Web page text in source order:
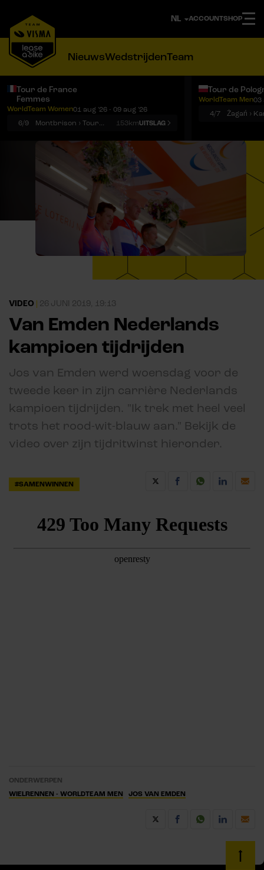
ACCOUNTSHOP
NieuwsWedstrijdenTeam
Tour de France
Femmes
WorldTeam Women01 aug '26 - 09 aug '26
6/9
Montbrison › Tournon-sur-Rhône 153kmUITSLAG
Tour de
WorldTeam Men03
4/7
Żagań ›
VIDEO 26 JUNI 2019, 19:13
Van Emden Nederlands
kampioen tijdrijden
Jos van Emden werd woensdag voor de
tweede keer in zijn carrière Nederlands
kampioen tijdrijden. "Ik trek met heel veel
trots het rood-wit-blauw aan." Bekijk de
video over zijn tijdritwinst hieronder.
#SAMENWINNEN
ONDERWERPEN
WIELRENNEN - WORLDTEAM MEN
JOS VAN EMDEN